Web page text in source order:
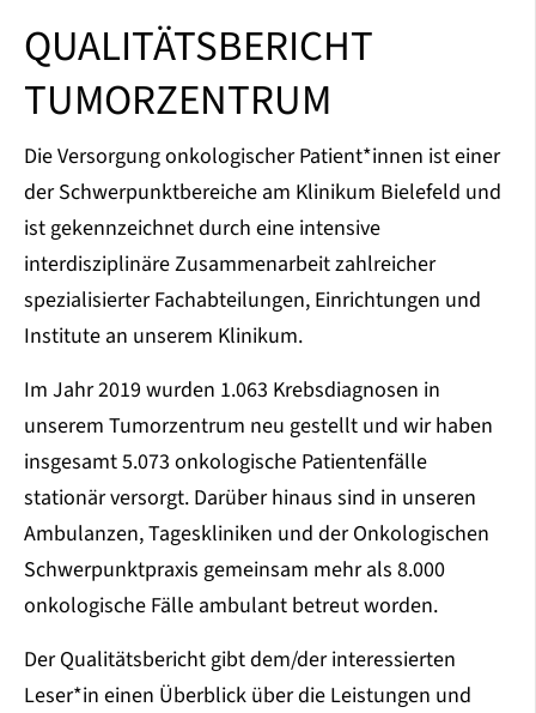
QUALITÄTSBERICHT
TUMORZENTRUM
Die Versorgung onkologischer Patient*innen ist einer
der Schwerpunktbereiche am Klinikum Bielefeld und
ist gekennzeichnet durch eine intensive
interdisziplinäre Zusammenarbeit zahlreicher
spezialisierter Fachabteilungen, Einrichtungen und
Institute an unserem Klinikum.
Im Jahr 2019 wurden 1.063 Krebsdiagnosen in
unserem Tumorzentrum neu gestellt und wir haben
insgesamt 5.073 onkologische Patientenfälle
stationär versorgt. Darüber hinaus sind in unseren
Ambulanzen, Tageskliniken und der Onkologischen
Schwerpunktpraxis gemeinsam mehr als 8.000
onkologische Fälle ambulant betreut worden.
Der Qualitätsbericht gibt dem/der interessierten
Leser*in einen Überblick über die Leistungen und